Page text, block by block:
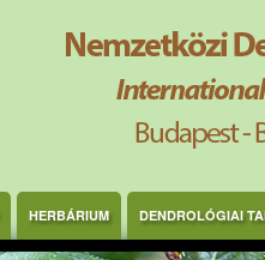
HERBÁRIUM DENDROLÓGIAI